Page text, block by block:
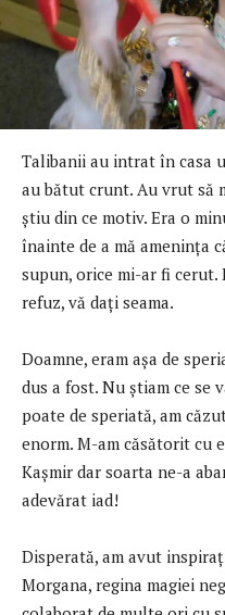
Talibanii au intrat în casa
au bătut crunt. Au vrut să
știu din ce motiv. Era o
înainte de a mă amenința
supun, orice mi-ar fi cerut.
refuz, vă dați seama.
Doamne, eram așa de
dus a fost. Nu știam ce se
poate de speriată, am
enorm. M-am căsătorit cu
Kașmir dar soarta ne-a
adevărat iad!
Disperată, am avut
Morgana, regina magiei